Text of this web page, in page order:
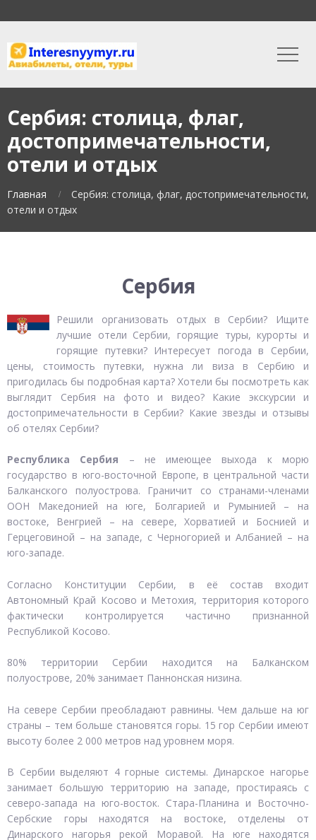
Сербия: столица, флаг,
достопримечательности,
отели и отдых
Главная
Сербия: столица, флаг, достопримечательности,
отели и отдых
Сербия
Решили организовать отдых в Сербии? Ищите
лучшие отели Сербии, горящие туры, курорты и
горящие путевки? Интересует погода в Сербии,
цены, стоимость путевки, нужна ли виза в Сербию и
пригодилась бы подробная карта? Хотели бы посмотреть как
выглядит Сербия на фото и видео? Какие экскурсии и
достопримечательности в Сербии? Какие звезды и отзывы
об отелях Сербии?
Республика Сербия – не имеющее выхода к морю
государство в юго-восточной Европе, в центральной части
Балканского полуострова. Граничит со странами-членами
ООН Македонией на юге, Болгарией и Румынией – на
востоке, Венгрией – на севере, Хорватией и Боснией и
Герцеговиной – на западе, с Черногорией и Албанией – на
юго-западе.
Согласно Конституции Сербии, в её состав входит
Автономный Край Косово и Метохия, территория которого
фактически контролируется частично признанной
Республикой Косово.
80% территории Сербии находится на Балканском
полуострове, 20% занимает Паннонская низина.
На севере Сербии преобладают равнины. Чем дальше на юг
страны – тем больше становятся горы. 15 гор Сербии имеют
высоту более 2 000 метров над уровнем моря.
В Сербии выделяют 4 горные системы. Динарское нагорье
занимает большую территорию на западе, простираясь с
северо-запада на юго-восток. Стара-Планина и Восточно-
Сербские горы находятся на востоке, отделены от
Динарского нагорья рекой Моравой. На юге находятся